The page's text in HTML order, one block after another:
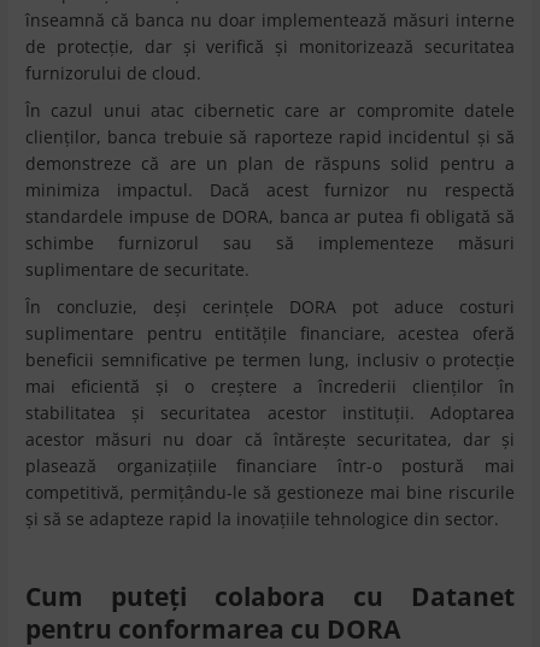
înseamnă că banca nu doar implementează măsuri interne
de protecție, dar și verifică și monitorizează securitatea
furnizorului de cloud.
În cazul unui atac cibernetic care ar compromite datele
clienților, banca trebuie să raporteze rapid incidentul și să
demonstreze că are un plan de răspuns solid pentru a
minimiza impactul. Dacă acest furnizor nu respectă
standardele impuse de DORA, banca ar putea fi obligată să
schimbe furnizorul sau să implementeze măsuri
suplimentare de securitate.
În concluzie, deși cerințele DORA pot aduce costuri
suplimentare pentru entitățile financiare, acestea oferă
beneficii semnificative pe termen lung, inclusiv o protecție
mai eficientă și o creștere a încrederii clienților în
stabilitatea și securitatea acestor instituții. Adoptarea
acestor măsuri nu doar că întărește securitatea, dar și
plasează organizațiile financiare într-o postură mai
competitivă, permițându-le să gestioneze mai bine riscurile
și să se adapteze rapid la inovațiile tehnologice din sector.
Cum puteți colabora cu Datanet
pentru conformarea cu DORA